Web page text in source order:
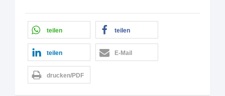
teilen teilen
teilen E-Mail
drucken/PDF